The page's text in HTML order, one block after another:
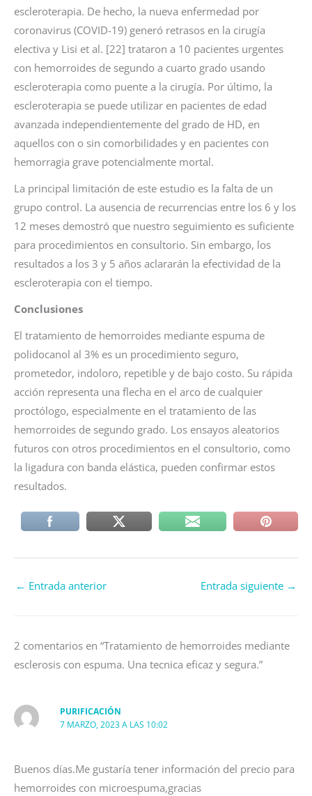
escleroterapia. De hecho, la nueva enfermedad por
coronavirus (COVID-19) generó retrasos en la cirugía
electiva y Lisi et al. [22] trataron a 10 pacientes urgentes
con hemorroides de segundo a cuarto grado usando
escleroterapia como puente a la cirugía. Por último, la
escleroterapia se puede utilizar en pacientes de edad
avanzada independientemente del grado de HD, en
aquellos con o sin comorbilidades y en pacientes con
hemorragia grave potencialmente mortal.
La principal limitación de este estudio es la falta de un
grupo control. La ausencia de recurrencias entre los 6 y los
12 meses demostró que nuestro seguimiento es suficiente
para procedimientos en consultorio. Sin embargo, los
resultados a los 3 y 5 años aclararán la efectividad de la
escleroterapia con el tiempo.
Conclusiones
El tratamiento de hemorroides mediante espuma de
polidocanol al 3% es un procedimiento seguro,
prometedor, indoloro, repetible y de bajo costo. Su rápida
acción representa una flecha en el arco de cualquier
proctólogo, especialmente en el tratamiento de las
hemorroides de segundo grado. Los ensayos aleatorios
futuros con otros procedimientos en el consultorio, como
la ligadura con banda elástica, pueden confirmar estos
resultados.
← Entrada anterior Entrada siguiente →
2 comentarios en “Tratamiento de hemorroides mediante
esclerosis con espuma. Una tecnica eficaz y segura.”
PURIFICACIÓN
7 MARZO, 2023 A LAS 10:02
Buenos días.Me gustaría tener información del precio para
hemorroides con microespuma,gracias